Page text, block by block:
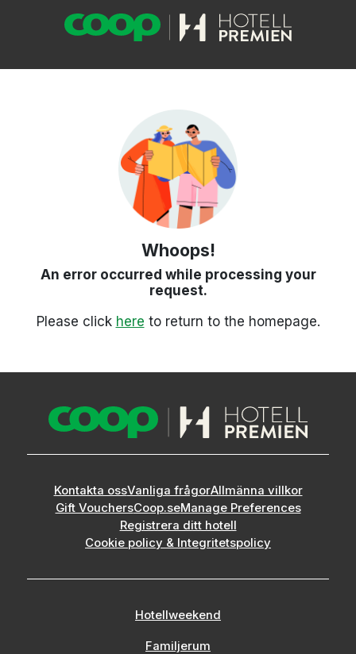
Whoops!
An error occurred while processing your
request.
Please click here to return to the homepage.
Kontakta ossVanliga frågorAllmänna villkor
Gift VouchersCoop.seManage Preferences
Registrera ditt hotell
Cookie policy & Integritetspolicy
Hotellweekend
Familjerum